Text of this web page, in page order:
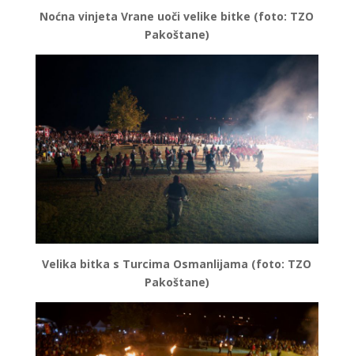
Noćna vinjeta Vrane uoči velike bitke (foto: TZO
Pakoštane)
Velika bitka s Turcima Osmanlijama (foto: TZO
Pakoštane)